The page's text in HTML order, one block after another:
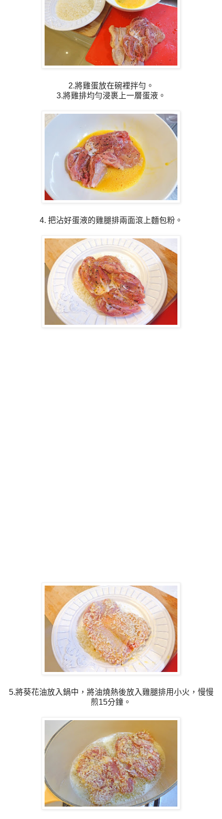
2.將雞蛋放在碗裡拌勻。
3.將雞排均勻浸裹上一層蛋液。
4. 把沾好蛋液的雞腿排兩面滾上麵包粉。
5.將葵花油放入鍋中，將油燒熱後放入雞腿排用小火，慢慢
煎15分鐘。